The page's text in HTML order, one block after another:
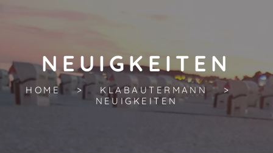
NEUIGKEITEN
HOME
KLABAUTERMANN
NEUIGKEITEN